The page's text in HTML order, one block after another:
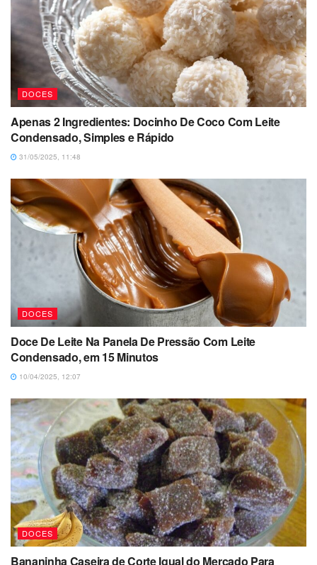
DOCES
Apenas 2 Ingredientes: Docinho De Coco Com Leite
Condensado, Simples e Rápido
31/05/2025, 11:48
DOCES
Doce De Leite Na Panela De Pressão Com Leite
Condensado, em 15 Minutos
10/04/2025, 12:07
DOCES
Bananinha Caseira de Corte Igual do Mercado Para